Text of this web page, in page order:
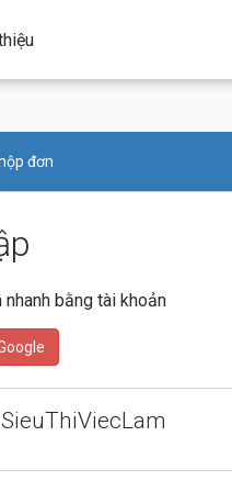
đơn
bằng tài khoản